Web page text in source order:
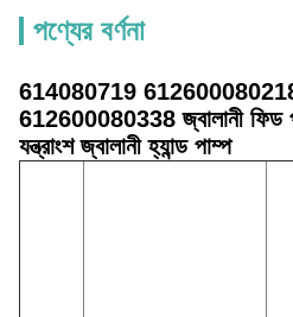
পণ্যের বর্ণনা
614080719
612600080338 জ্বালানী ফিড
যন্ত্রাংশ জ্বালানী হ্যান্ড পাম্প